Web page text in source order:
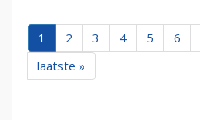
1 2 3 4 5 6
laatste »